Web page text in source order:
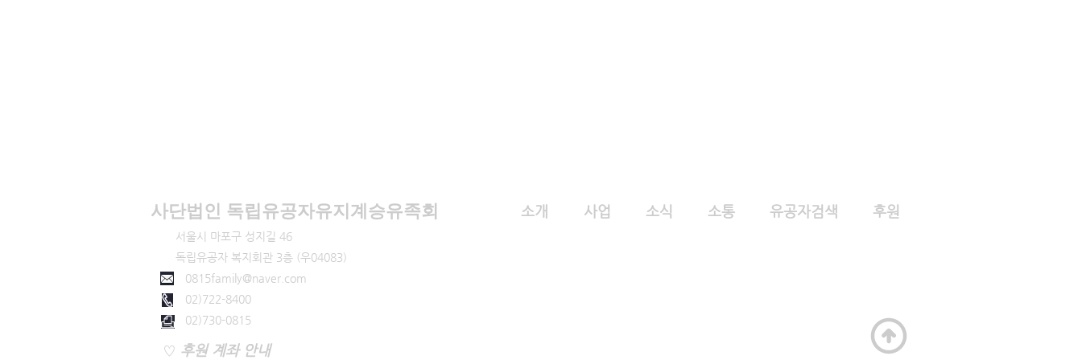
사단법인 ​독립유공자유지계승유족회
서울시 마포구 성지길 46
독립유공자 복지회관 3층 (우04083)
0815family@naver.com
02)722-8400
​ 02)730-0815
♡ 후원 계좌 안내
소개 사업 소식 소통 유공자검색 후원